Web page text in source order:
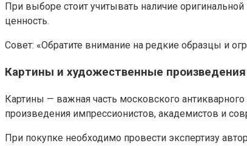
При выборе стоит учитывать наличие
ценность.
Совет: «Обратите внимание на редкие образцы и
Картины и художественные произведения
Картины — важная часть московского
произведения импрессионистов, академистов и
При покупке необходимо провести экспертизу